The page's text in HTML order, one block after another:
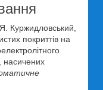
Куржидловський,
покриттів на
насичених